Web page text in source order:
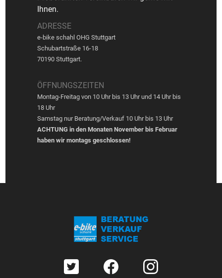
Ihnen.
ADRESSE
e-bike schahl OHG Stuttgart
Schubartstraße 16-18
70190 Stuttgart.
ÖFFNUNGSZEITEN
Montag-Freitag von 10 Uhr bis 13 Uhr und 14 Uhr bis
18 Uhr
Samstag nur Beratung/Verkauf 10 Uhr bis 13 Uhr
ACHTUNG in den Monaten November bis Februar
haben wir montags geschlossen!